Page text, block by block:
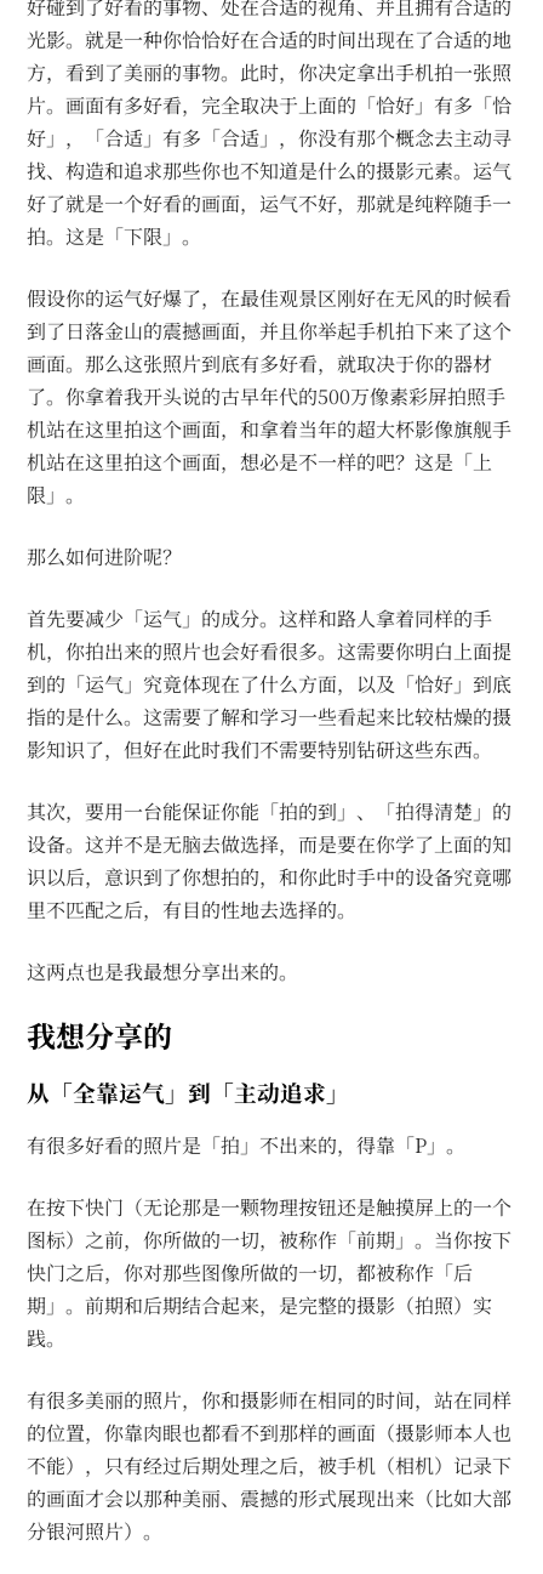
好碰到了好看的事物、处在合适的视角、并且拥有合适的
光影。就是一种你恰恰好在合适的时间出现在了合适的地
方，看到了美丽的事物。此时，你决定拿出手机拍一张照
片。画面有多好看，完全取决于上面的「恰好」有多「恰
好」，「合适」有多「合适」，你没有那个概念去主动寻
找、构造和追求那些你也不知道是什么的摄影元素。运气
好了就是一个好看的画面，运气不好，那就是纯粹随手一
拍。这是「下限」。
假设你的运气好爆了，在最佳观景区刚好在无风的时候看
到了日落金山的震撼画面，并且你举起手机拍下来了这个
画面。那么这张照片到底有多好看，就取决于你的器材
了。你拿着我开头说的古早年代的500万像素彩屏拍照手
机站在这里拍这个画面，和拿着当年的超大杯影像旗舰手
机站在这里拍这个画面，想必是不一样的吧？这是「上
限」。
那么如何进阶呢？
首先要减少「运气」的成分。这样和路人拿着同样的手
机，你拍出来的照片也会好看很多。这需要你明白上面提
到的「运气」究竟体现在了什么方面，以及「恰好」到底
指的是什么。这需要了解和学习一些看起来比较枯燥的摄
影知识了，但好在此时我们不需要特别钻研这些东西。
其次，要用一台能保证你能「拍的到」、「拍得清楚」的
设备。这并不是无脑去做选择，而是要在你学了上面的知
识以后，意识到了你想拍的，和你此时手中的设备究竟哪
里不匹配之后，有目的性地去选择的。
这两点也是我最想分享出来的。
我想分享的
从「全靠运气」到「主动追求」
有很多好看的照片是「拍」不出来的，得靠「P」。
在按下快门（无论那是一颗物理按钮还是触摸屏上的一个
图标）之前，你所做的一切，被称作「前期」。当你按下
快门之后，你对那些图像所做的一切，都被称作「后
期」。前期和后期结合起来，是完整的摄影（拍照）实
践。
有很多美丽的照片，你和摄影师在相同的时间，站在同样
的位置，你靠肉眼也都看不到那样的画面（摄影师本人也
不能），只有经过后期处理之后，被手机（相机）记录下
的画面才会以那种美丽、震撼的形式展现出来（比如大部
分银河照片）。